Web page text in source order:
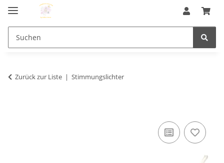
Zurück zur Liste Stimmungslichter